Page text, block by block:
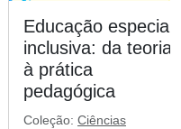
Educação especial
inclusiva: da teoria
à prática
pedagógica
Coleção: Ciências